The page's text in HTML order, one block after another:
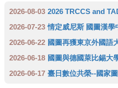
2026-08-03 2026 TRCCS and
2026-07-23 情定威尼斯 國圖漢學中心與蔣基會參與
2026-06-22 國圖再獲東京外國語大學權威學者舊藏臺
2026-06-18 國圖與德國萊比錫大
2026-06-17 臺日數位共榮--國家圖書館與日本筑波大學